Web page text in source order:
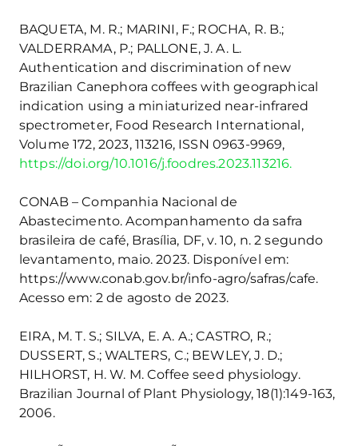
BAQUETA, M. R.; MARINI, F.; ROCHA, R. B.;
VALDERRAMA, P.; PALLONE, J. A. L.
Authentication and discrimination of new
Brazilian Canephora coffees with geographical
indication using a miniaturized near-infrared
spectrometer, Food Research International,
Volume 172, 2023, 113216, ISSN 0963-9969,
https://doi.org/10.1016/j.foodres.2023.113216.
CONAB – Companhia Nacional de
Abastecimento. Acompanhamento da safra
brasileira de café, Brasília, DF, v. 10, n. 2 segundo
levantamento, maio. 2023. Disponível em:
https://www.conab.gov.br/info-agro/safras/cafe.
Acesso em: 2 de agosto de 2023.
EIRA, M. T. S.; SILVA, E. A. A.; CASTRO, R.;
DUSSERT, S.; WALTERS, C.; BEWLEY, J. D.;
HILHORST, H. W. M. Coffee seed physiology.
Brazilian Journal of Plant Physiology, 18(1):149-163,
2006.